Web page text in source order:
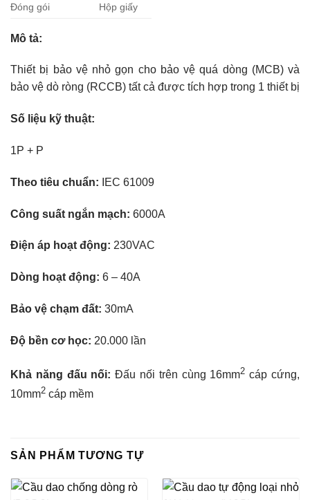
Đóng gói Hộp giấy
Mô tả:
Thiết bị bảo vệ nhỏ gọn cho bảo vệ quá dòng (MCB) và
bảo vệ dò ròng (RCCB) tất cả được tích hợp trong 1 thiết bị
Số liệu kỹ thuật:
1P + P
Theo tiêu chuẩn: IEC 61009
Công suất ngắn mạch: 6000A
Điện áp hoạt động: 230VAC
Dòng hoạt động: 6 – 40A
Bảo vệ chạm đất: 30mA
Độ bền cơ học: 20.000 lần
Khả năng đấu nối: Đấu nối trên cùng 16mm2 cáp cứng,
10mm2 cáp mềm
SẢN PHẨM TƯƠNG TỰ